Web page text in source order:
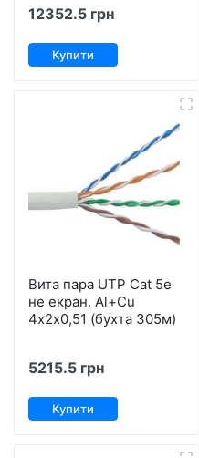
12352.5 грн
Купити
Вита пара UTP Cat 5е
не екран. Al+Сu
4х2х0,51 (бухта 305м)
5215.5 грн
Купити